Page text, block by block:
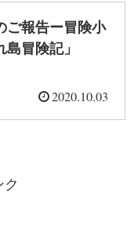
ご報告ー冒険小
冒険記」
2020.10.03
ク